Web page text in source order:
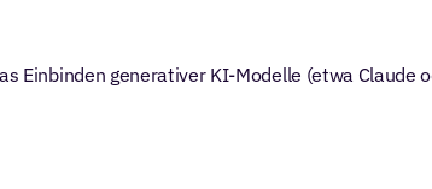
Einbinden generativer KI-Modelle (etwa Claude